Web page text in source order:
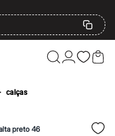
calças
preto 46